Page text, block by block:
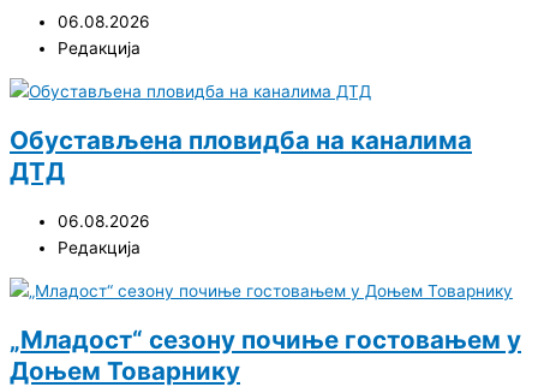
06.08.2026
Редакција
Обустављена пловидба на каналима
ДТД
06.08.2026
Редакција
„Младост“ сезону почиње гостовањем у
Доњем Товарнику